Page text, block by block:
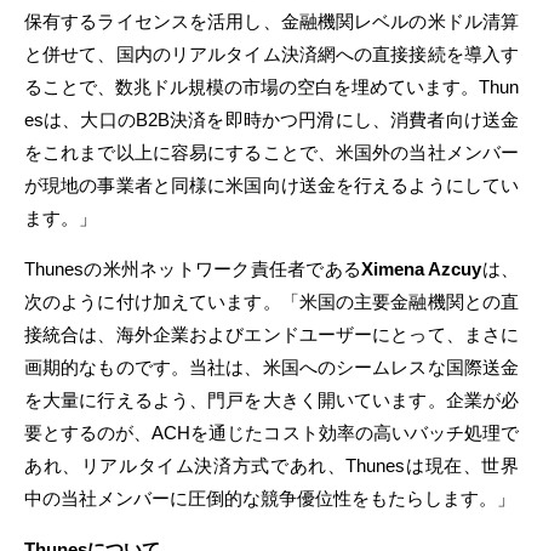
保有するライセンスを活用し、金融機関レベルの米ドル清算
と併せて、国内のリアルタイム決済網への直接接続を導入す
ることで、数兆ドル規模の市場の空白を埋めています。Thun
esは、大口のB2B決済を即時かつ円滑にし、消費者向け送金
をこれまで以上に容易にすることで、米国外の当社メンバー
が現地の事業者と同様に米国向け送金を行えるようにしてい
ます。」
Thunesの米州ネットワーク責任者であるXimena Azcuyは、
次のように付け加えています。「米国の主要金融機関との直
接統合は、海外企業およびエンドユーザーにとって、まさに
画期的なものです。当社は、米国へのシームレスな国際送金
を大量に行えるよう、門戸を大きく開いています。企業が必
要とするのが、ACHを通じたコスト効率の高いバッチ処理で
あれ、リアルタイム決済方式であれ、Thunesは現在、世界
中の当社メンバーに圧倒的な競争優位性をもたらします。」